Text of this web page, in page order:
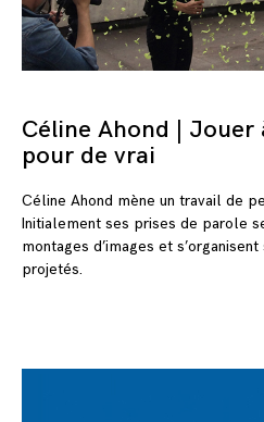
Céline Ahond |
pour de vrai
Céline Ahond mène un travail de
Initialement ses prises de parole
montages d’images et
projetés.